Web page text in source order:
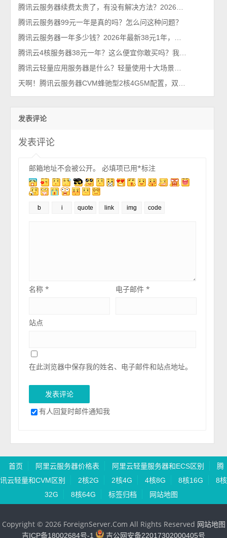
腾讯云服务器续费太贵了，有没有解决方法？2026年最新攻略
腾讯云服务器99元一年是真的吗？怎么问这种问题？
腾讯云服务器一年多少钱？2026年最新38元1年，比99元还优惠呢
腾讯云4核服务器38元一年？这么便宜你敢买吗？我买了，真香！
腾讯云轻量应用服务器是什么？轻量使用十大场景，一看就懂
天啊！腾讯云服务器CVM蜂驰型2核4G5M配置，双11优惠价格188元一年
发表评论
发表评论
邮箱地址不会被公开。 必填项已用*标注
名称* 电子邮件*
站点
在此浏览器中保存我的姓名、电子邮件和站点地址。
有人回复时邮件通知我
首页 阿里云服务器价格表 阿里云轻量服务器和ECS区别
腾
讯云轻量和CVM区别
2核2G 2核4G 4核8G 8核16G
8核
32G
8核64G 标签归档 网站地图
Copyright © 2026 ForeignServer.Com All Rights Reserved 网站地图
吉ICP备18002684号-1
吉公网安备22017302000405号